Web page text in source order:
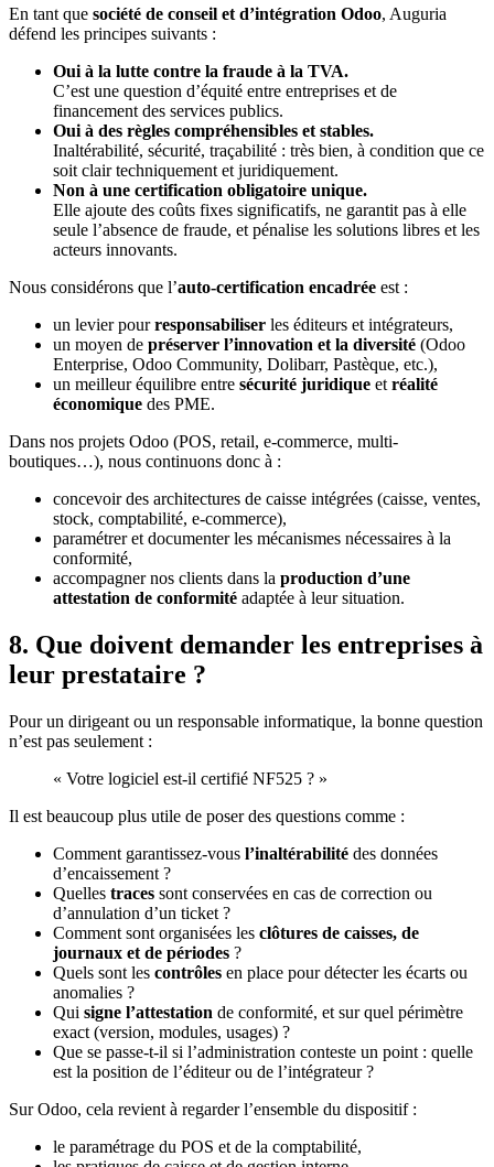
En tant que société de conseil et d’intégration Odoo, Auguria
défend les principes suivants :
Oui à la lutte contre la fraude à la TVA.
C’est une question d’équité entre entreprises et de
financement des services publics.
Oui à des règles compréhensibles et stables.
Inaltérabilité, sécurité, traçabilité : très bien, à condition que ce
soit clair techniquement et juridiquement.
Non à une certification obligatoire unique.
Elle ajoute des coûts fixes significatifs, ne garantit pas à elle
seule l’absence de fraude, et pénalise les solutions libres et les
acteurs innovants.
Nous considérons que l’auto-certification encadrée est :
un levier pourresponsabiliser les éditeurs et intégrateurs,
un moyen de préserver l’innovation et la diversité (Odoo
Enterprise, Odoo Community, Dolibarr, Pastèque, etc.),
un meilleur équilibre entre sécurité juridique et réalité
économique des PME.
Dans nos projets Odoo (POS, retail, e-commerce, multi-
boutiques…), nous continuons donc à :
concevoir des architectures de caisse intégrées (caisse, ventes,
stock, comptabilité, e-commerce),
paramétrer et documenter les mécanismes nécessaires à la
conformité,
accompagner nos clients dans la production d’une
attestation de conformité adaptée à leur situation.
8. Que doivent demander les entreprises à
leur prestataire ?
Pour un dirigeant ou un responsable informatique, la bonne question
n’est pas seulement :
« Votre logiciel est-il certifié NF525 ? »
Il est beaucoup plus utile de poser des questions comme :
Comment garantissez-vous l’inaltérabilité des données
d’encaissement ?
Quelles traces sont conservées en cas de correction ou
d’annulation d’un ticket ?
Comment sont organisées les clôtures de caisses, de
journaux et de périodes ?
Quels sont les contrôles en place pour détecter les écarts ou
anomalies ?
Qui signe l’attestation de conformité, et sur quel périmètre
exact (version, modules, usages) ?
Que se passe-t-il si l’administration conteste un point : quelle
est la position de l’éditeur ou de l’intégrateur ?
Sur Odoo, cela revient à regarder l’ensemble du dispositif :
le paramétrage du POS et de la comptabilité,